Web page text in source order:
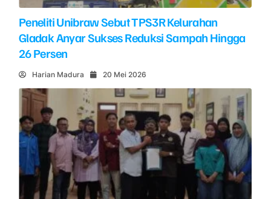
Peneliti Unibraw Sebut TPS3R Kelurahan
Gladak Anyar Sukses Reduksi Sampah Hingga
26 Persen
Harian Madura 20 Mei 2026